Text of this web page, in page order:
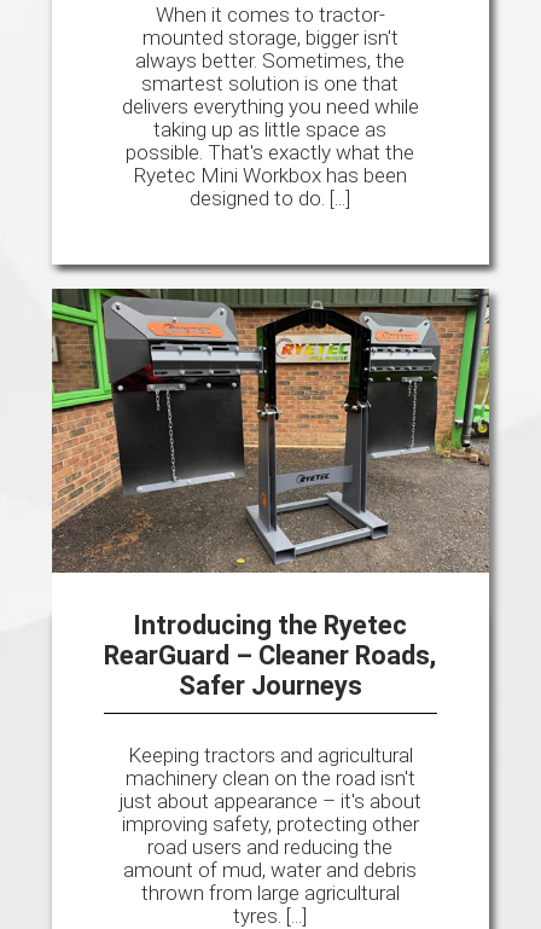
When it comes to tractor-
mounted storage, bigger isn't
always better. Sometimes, the
smartest solution is one that
delivers everything you need while
taking up as little space as
possible. That's exactly what the
Ryetec Mini Workbox has been
designed to do. [...]
Introducing the Ryetec
RearGuard – Cleaner Roads,
Safer Journeys
Keeping tractors and agricultural
machinery clean on the road isn't
just about appearance – it's about
improving safety, protecting other
road users and reducing the
amount of mud, water and debris
thrown from large agricultural
tyres. [...]